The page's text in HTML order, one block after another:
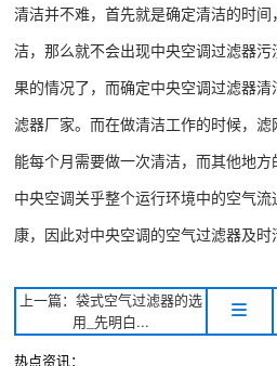
清洁并不难，首先就是确定清洁的时
洁，那么就不会出现中央空调过滤器
果的情况了，而确定中央空调过滤器
滤器厂家。而在做清洁工作的时候，
能每个月需要做一次清洁，而其他地方
中央空调关乎整个运行环境中的空气
康，因此对中央空调的空气过滤器及时
上一篇：袋式空气过滤器的选
用_先明白...
热点资讯：